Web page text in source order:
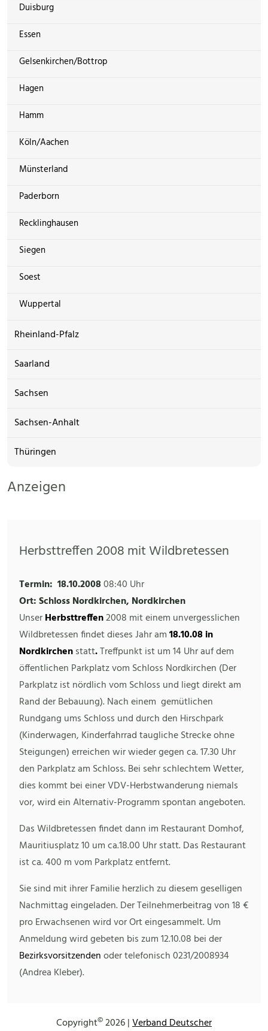
Duisburg
Essen
Gelsenkirchen/Bottrop
Hagen
Hamm
Köln/Aachen
Münsterland
Paderborn
Recklinghausen
Siegen
Soest
Wuppertal
Rheinland-Pfalz
Saarland
Sachsen
Sachsen-Anhalt
Thüringen
Anzeigen
Herbsttreffen 2008 mit Wildbretessen
Termin: 18.10.200808:40 Uhr
Ort: Schloss Nordkirchen, Nordkirchen
UnserHerbsttreffen2008 mit einem unvergesslichen
Wildbretessen findet dieses Jahr am18.10.08 in
Nordkirchenstatt.Treffpunkt ist um 14 Uhr auf dem
öffentlichen Parkplatz vom Schloss Nordkirchen (Der
Parkplatz ist nördlich vom Schloss und liegt direkt am
Rand der Bebauung). Nach einem gemütlichen
Rundgang ums Schloss und durch den Hirschpark
(Kinderwagen, Kinderfahrrad taugliche Strecke ohne
Steigungen) erreichen wir wieder gegen ca. 17.30 Uhr
den Parkplatz am Schloss. Bei sehr schlechtem Wetter,
dies kommt bei einer VDV-Herbstwanderung niemals
vor, wird ein Alternativ-Programm spontan angeboten.
Das Wildbretessen findet dann im Restaurant Domhof,
Mauritiusplatz 10 um ca.18.00 Uhr statt. Das Restaurant
ist ca. 400 m vom Parkplatz entfernt.
Sie sind mit ihrer Familie herzlich zu diesem geselligen
Nachmittag eingeladen. Der Teilnehmerbeitrag von 18 €
pro Erwachsenen wird vor Ort eingesammelt. Um
Anmeldung wird gebeten bis zum 12.10.08 bei der
Bezirksvorsitzendenoder telefonisch 0231/2008934
(Andrea Kleber).
Copyright© 2026 |Verband Deutscher